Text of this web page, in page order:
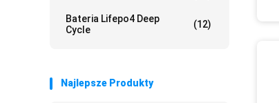
Bateria Lifepo4 Deep
Cycle
(12)
Najlepsze Produkty